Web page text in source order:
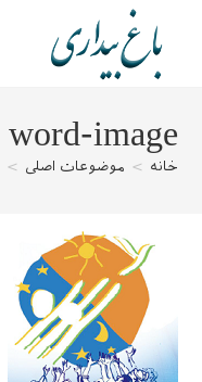
word-image
خانه > موضوعات اصلی >